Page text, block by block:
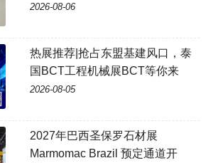
2026-08-06
热展推荐|抢占东盟基建风口，泰
国BCT工程机械展BCT等你来
2026-08-05
2027年巴西圣保罗石材展
Marmomac Brazil 预定通道开